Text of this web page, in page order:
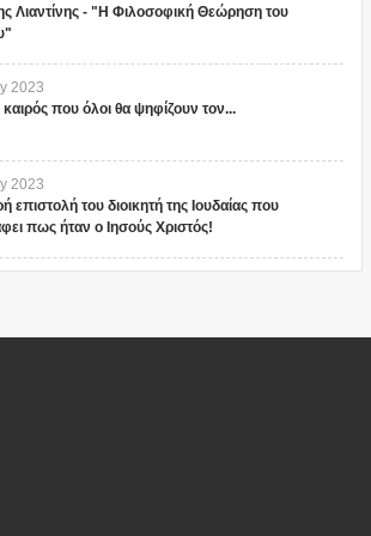
Λιαντίνης - "Η Φιλοσοφική Θεώρηση του
2023
καιρός που όλοι θα ψηφίζουν τον...
2023
επιστολή του διοικητή της Ιουδαίας που
πως ήταν ο Ιησούς Χριστός!